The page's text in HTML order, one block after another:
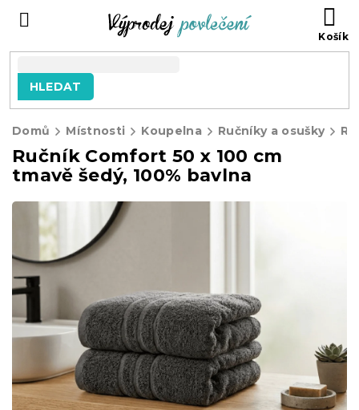
HLEDAT
Domů Místnosti Koupelna Ručníky a osušky
Ručník Comfort 50 x 100 cm
tmavě šedý, 100% bavlna